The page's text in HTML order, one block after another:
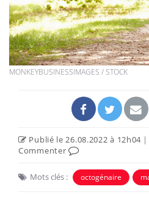
MONKEYBUSINESSIMAGES / STOCK
Publié le 26.08.2022 à 12h04 |
Commenter
Mots clés : octogénaire